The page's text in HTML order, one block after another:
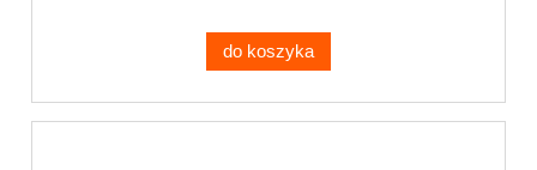
do koszyka